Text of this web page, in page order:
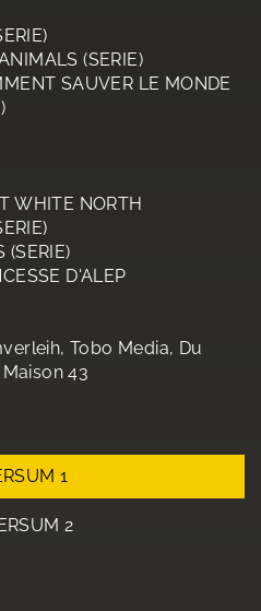
(SERIE)
SAUVER LE MONDE
WHITE NORTH
(SERIE)
D'ALEP
Tobo Media, Du
43
1
2